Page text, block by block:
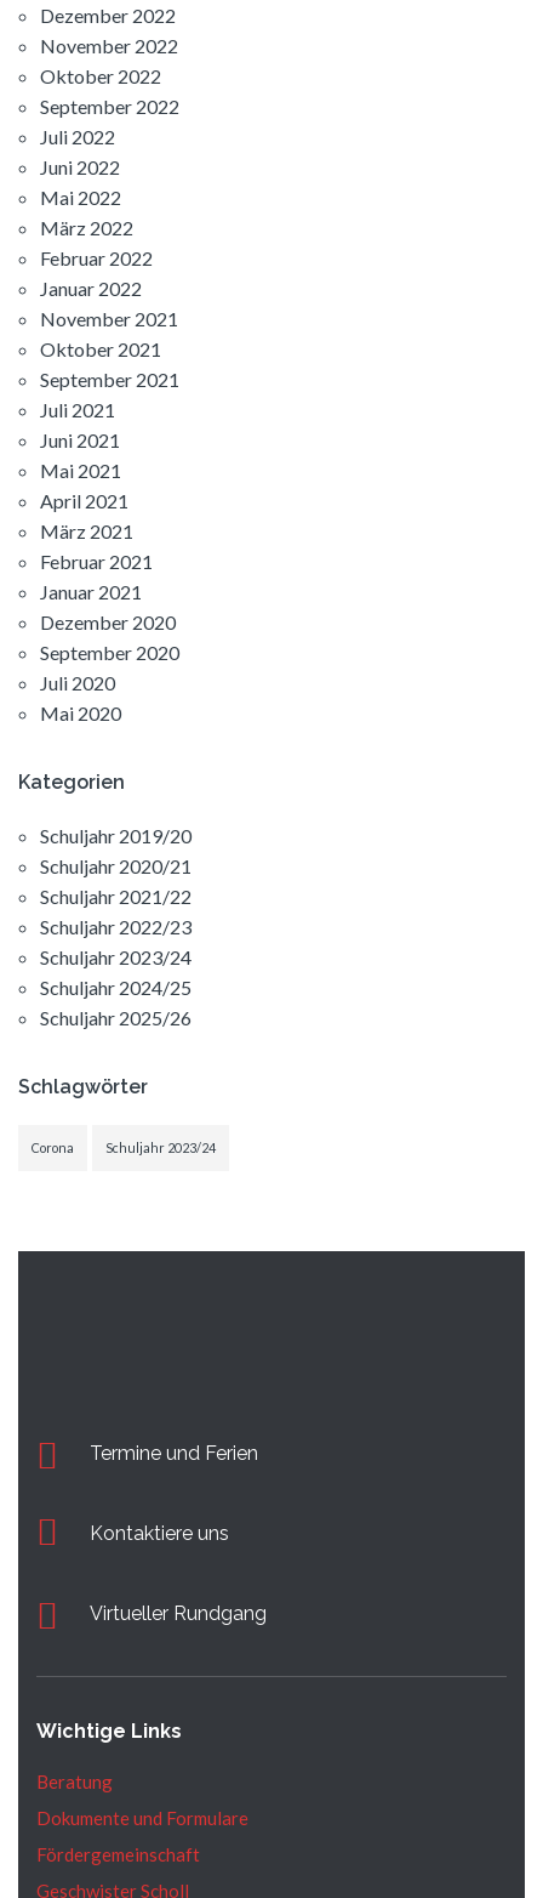
Dezember 2022
November 2022
Oktober 2022
September 2022
Juli 2022
Juni 2022
Mai 2022
März 2022
Februar 2022
Januar 2022
November 2021
Oktober 2021
September 2021
Juli 2021
Juni 2021
Mai 2021
April 2021
März 2021
Februar 2021
Januar 2021
Dezember 2020
September 2020
Juli 2020
Mai 2020
Kategorien
Schuljahr 2019/20
Schuljahr 2020/21
Schuljahr 2021/22
Schuljahr 2022/23
Schuljahr 2023/24
Schuljahr 2024/25
Schuljahr 2025/26
Schlagwörter
Corona Schuljahr 2023/24
Termine und Ferien
Kontaktiere uns
Virtueller Rundgang
Wichtige Links
Beratung
Dokumente und Formulare
Fördergemeinschaft
Geschwister Scholl